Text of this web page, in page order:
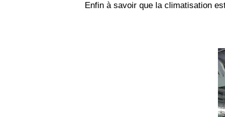
Enfin à savoir que la climatisation